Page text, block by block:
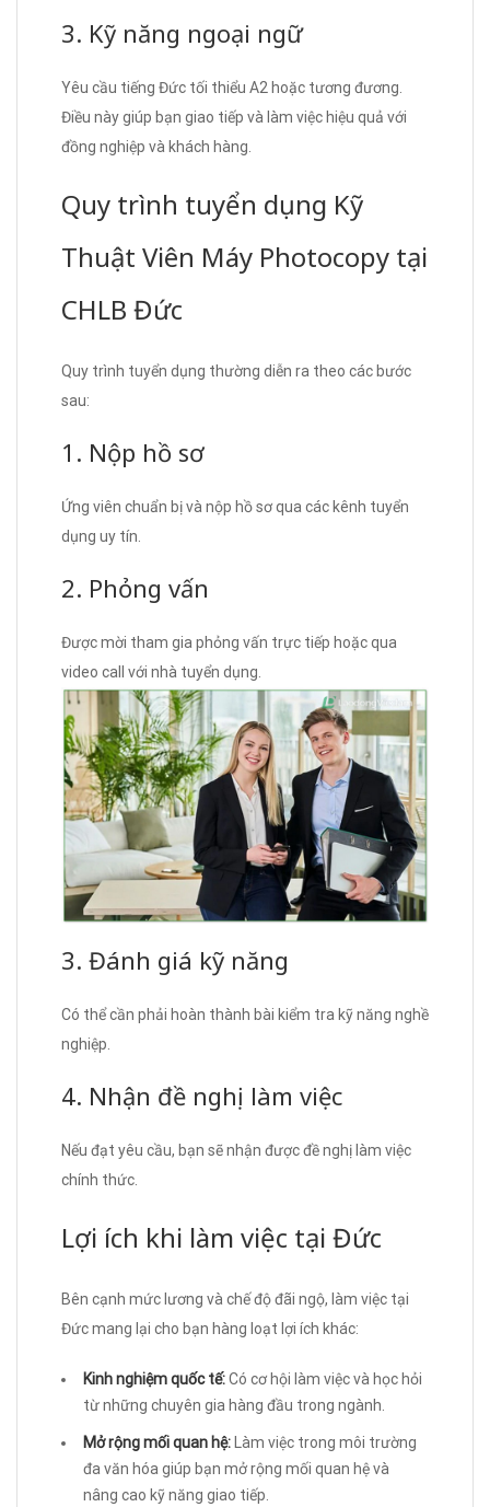
3. Kỹ năng ngoại ngữ
Yêu cầu tiếng Đức tối thiểu A2 hoặc tương đương.
Điều này giúp bạn giao tiếp và làm việc hiệu quả với
đồng nghiệp và khách hàng.
Quy trình tuyển dụng Kỹ
Thuật Viên Máy Photocopy tại
CHLB Đức
Quy trình tuyển dụng thường diễn ra theo các bước
sau:
1. Nộp hồ sơ
Ứng viên chuẩn bị và nộp hồ sơ qua các kênh tuyển
dụng uy tín.
2. Phỏng vấn
Được mời tham gia phỏng vấn trực tiếp hoặc qua
video call với nhà tuyển dụng.
3. Đánh giá kỹ năng
Có thể cần phải hoàn thành bài kiểm tra kỹ năng nghề
nghiệp.
4. Nhận đề nghị làm việc
Nếu đạt yêu cầu, bạn sẽ nhận được đề nghị làm việc
chính thức.
Lợi ích khi làm việc tại Đức
Bên cạnh mức lương và chế độ đãi ngộ, làm việc tại
Đức mang lại cho bạn hàng loạt lợi ích khác:
Kinh nghiệm quốc tế:Có cơ hội làm việc và học hỏi
từ những chuyên gia hàng đầu trong ngành.
Mở rộng mối quan hệ: Làm việc trong môi trường
đa văn hóa giúp bạn mở rộng mối quan hệ và
nâng cao kỹ năng giao tiếp.